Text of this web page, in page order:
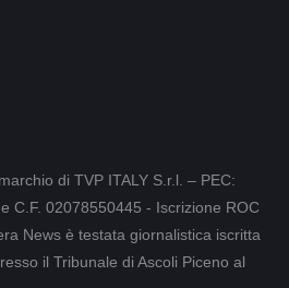
di TVP ITALY S.r.l. – PEC:
C.F. 02078550445 - Iscrizione ROC
News è testata giornalistica iscritta
il Tribunale di Ascoli Piceno al